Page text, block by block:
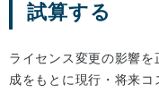
試算する
ライセンス変更の影響
成をもとに現行・将来コ